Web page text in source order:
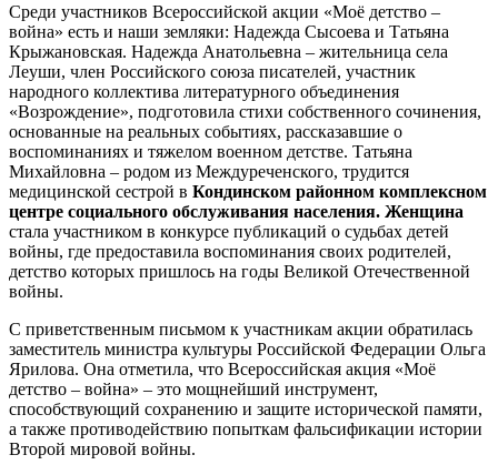
Среди участников Всероссийской акции «Моё детство –
война» есть и наши земляки: Надежда Сысоева и Татьяна
Крыжановская. Надежда Анатольевна – жительница села
Леуши, член Российского союза писателей, участник
народного коллектива литературного объединения
«Возрождение», подготовила стихи собственного сочинения,
основанные на реальных событиях, рассказавшие о
воспоминаниях и тяжелом военном детстве. Татьяна
Михайловна – родом из Междуреченского, трудится
медицинской сестрой в Кондинском районном комплексном
центре социального обслуживания населения. Женщина
стала участником в конкурсе публикаций о судьбах детей
войны, где предоставила воспоминания своих родителей,
детство которых пришлось на годы Великой Отечественной
войны.
С приветственным письмом к участникам акции обратилась
заместитель министра культуры Российской Федерации Ольга
Ярилова. Она отметила, что Всероссийская акция «Моё
детство – война» – это мощнейший инструмент,
способствующий сохранению и защите исторической памяти,
а также противодействию попыткам фальсификации истории
Второй мировой войны.